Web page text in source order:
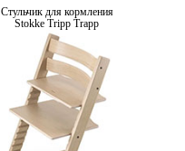
Стульчик для кормления
Stokke Tripp Trapp